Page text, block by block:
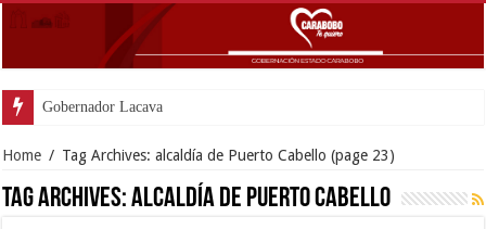
Gobernador Lacava anunció colo
Home / Tag Archives: alcaldía de Puerto Cabello (page 23)
Tag Archives:alcaldía de Puerto Cabello